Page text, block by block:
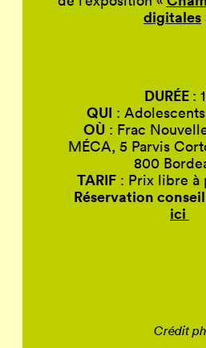
digitales
DURÉE :
QUI :
OÙ: Frac
MÉCA, 5 Parvis
800
TARIF : Prix libre
Réservation
ici
Crédit